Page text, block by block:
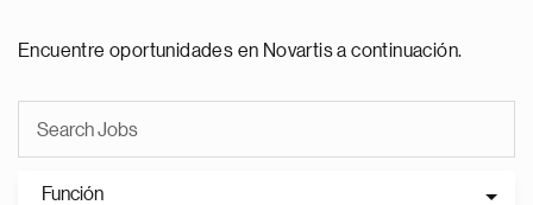
Encuentre oportunidades en Novartis a continuación.
Función